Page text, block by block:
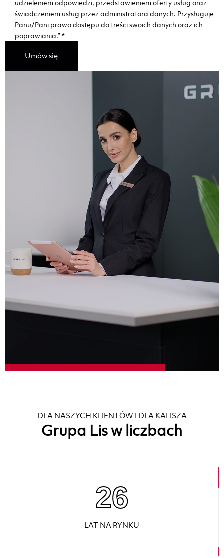
udzieleniem odpowiedzi, przedstawieniem oferty usług oraz
świadczeniem usług przez administratora danych. Przysługuje
Panu/Pani prawo dostępu do treści swoich danych oraz ich
poprawiania.” *
Umów się
DLA NASZYCH KLIENTÓW I DLA KALISZA
Grupa Lis w liczbach
26
LAT NA RYNKU